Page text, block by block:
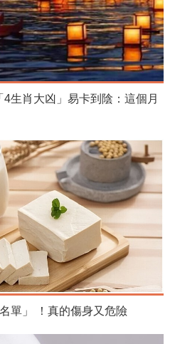
生肖大凶」易卡到陰：這個月
單」 ！真的傷身又危險